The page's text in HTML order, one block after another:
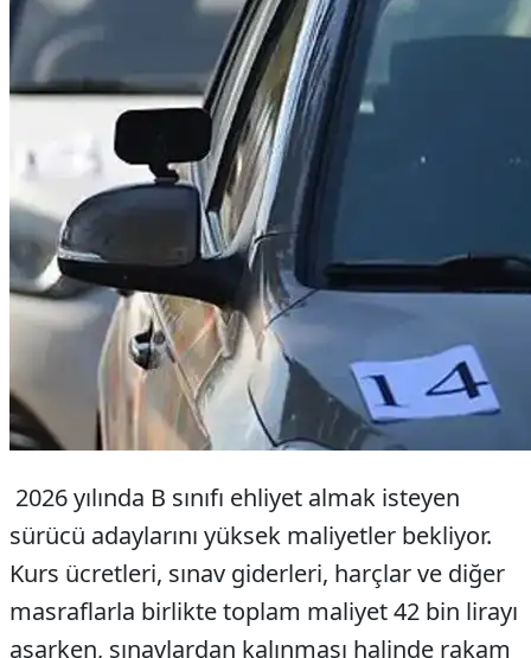
2026 yılında B sınıfı ehliyet almak isteyen
sürücü adaylarını yüksek maliyetler bekliyor.
Kurs ücretleri, sınav giderleri, harçlar ve diğer
masraflarla birlikte toplam maliyet 42 bin lirayı
aşarken, sınavlardan kalınması halinde rakam